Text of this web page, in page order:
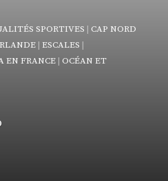
SPORTIVES | CAP NORD
| ESCALES |
EN FRANCE| OCÉAN ET